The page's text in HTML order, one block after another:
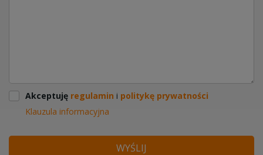
Akceptuję regulamin i politykę prywatności
Klauzula informacyjna
WYŚLIJ